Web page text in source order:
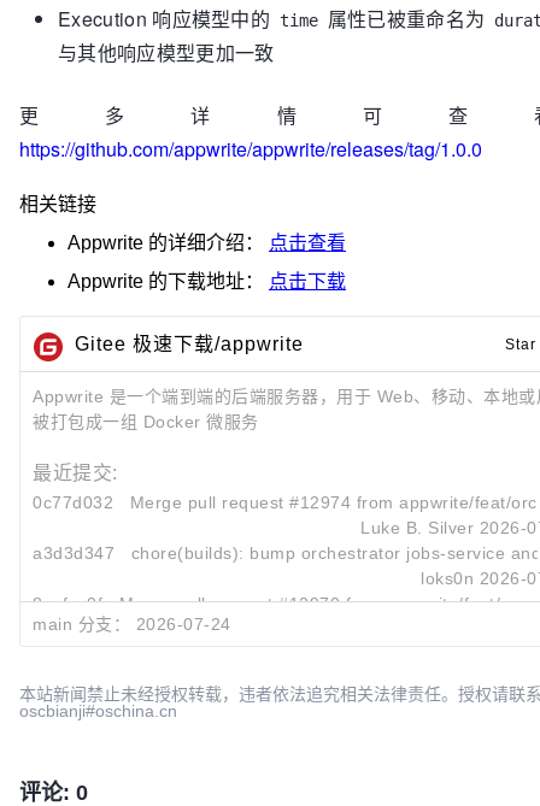
Execution 响应模型中的 time 属性已被重命名为
与其他响应模型更加一致
更多详情可查
https://github.com/appwrite/appwrite/releases/tag/1.0.0
相关链接
Appwrite 的详细介绍：
点击查看
Appwrite 的下载地址： 点击下载
Gitee 极速下载/appwrite Star
Appwrite 是一个端到端的后端服务器，用于 Web、移动、本地或
被打包成一组 Docker 微服务
最近提交:
0c77d032
Merge pull request #12974 from appwrite/feat/
Luke B. Silver 2026-
a3d3d347
chore(builds): bump orchestrator jobs-service
loks0n 2026-
8cafca0f
Merge pull request #12970 from appwrite/feat/vcs-
main 分支： 2026-07-24
本站新闻禁止未经授权转载，违者依法追究相关法律责任。授权请联
oscbianji#oschina.cn
评论: 0